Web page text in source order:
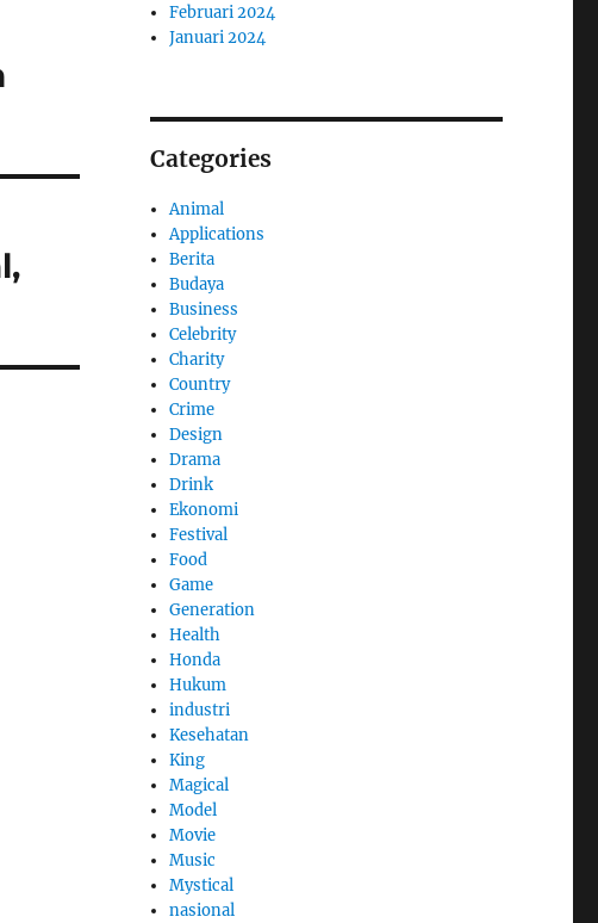
Februari 2024
Januari 2024
Categories
Animal
Applications
Berita
Budaya
Business
Celebrity
Charity
Country
Crime
Design
Drama
Drink
Ekonomi
Festival
Food
Game
Generation
Health
Honda
Hukum
industri
Kesehatan
King
Magical
Model
Movie
Music
Mystical
nasional